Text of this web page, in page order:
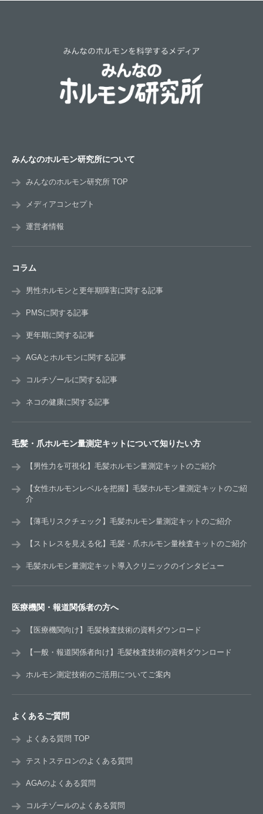
みんなのホルモン研究所について
みんなのホルモン研究所 TOP
メディアコンセプト
運営者情報
コラム
男性ホルモンと更年期障害に関する記事
PMSに関する記事
更年期に関する記事
AGAとホルモンに関する記事
コルチゾールに関する記事
ネコの健康に関する記事
毛髪・爪ホルモン量測定キットについて知りたい方
【男性力を可視化】毛髪ホルモン量測定キットのご紹介
【女性ホルモンレベルを把握】毛髪ホルモン量測定キットのご紹
介
【薄毛リスクチェック】毛髪ホルモン量測定キットのご紹介
【ストレスを見える化】毛髪・爪ホルモン量検査キットのご紹介
毛髪ホルモン量測定キット導入クリニックのインタビュー
医療機関・報道関係者の方へ
【医療機関向け】毛髪検査技術の資料ダウンロード
【一般・報道関係者向け】毛髪検査技術の資料ダウンロード
ホルモン測定技術のご活用についてご案内
よくあるご質問
よくある質問 TOP
テストステロンのよくある質問
AGAのよくある質問
コルチゾールのよくある質問